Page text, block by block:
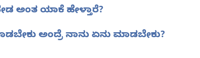
ಅಂತ ಯಾಕೆ ಹೇಳ್ತಾರೆ?
ಅಂದ್ರೆ ನಾನು ಏನು ಮಾಡಬೇಕು?